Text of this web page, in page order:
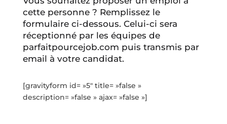
cette personne ? Remplissez le
formulaire ci-dessous. Celui-ci sera
réceptionné par les équipes de
parfaitpourcejob.com puis transmis par
email à votre candidat.
[gravityform id= »5″ title= »false »
description= »false » ajax= »false »]